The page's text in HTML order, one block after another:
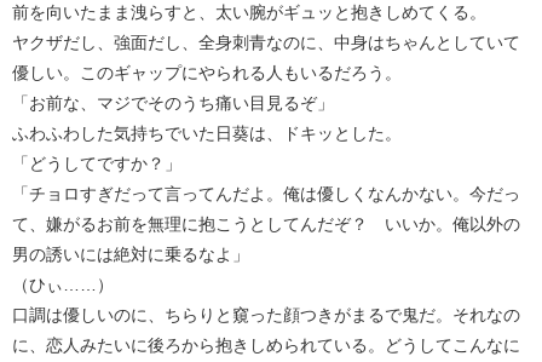
前を向いたまま洩らすと、太い腕がギュッと抱きしめてくる。
ヤクザだし、強面だし、全身刺青なのに、中身はちゃんとしていて
優しい。このギャップにやられる人もいるだろう。
「お前な、マジでそのうち痛い目見るぞ」
ふわふわした気持ちでいた日葵は、ドキッとした。
「どうしてですか？」
「チョロすぎだって言ってんだよ。俺は優しくなんかない。今だっ
て、嫌がるお前を無理に抱こうとしてんだぞ？ いいか。俺以外の
男の誘いには絶対に乗るなよ」
（ひぃ……）
口調は優しいのに、ちらりと窺った顔つきがまるで鬼だ。それなの
に、恋人みたいに後ろから抱きしめられている。どうしてこんなに